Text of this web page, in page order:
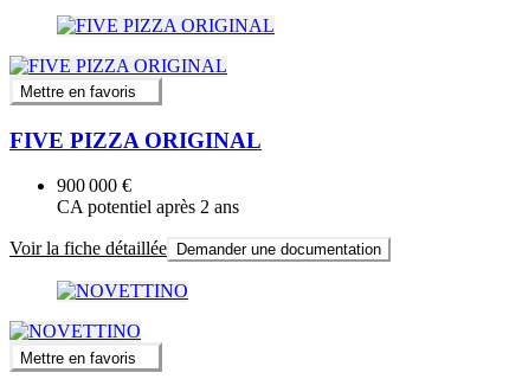
Mettre en favoris
FIVE PIZZA ORIGINAL
900 000 €
CA potentiel après 2 ans
Voir la fiche détaillée Demander une documentation
Mettre en favoris